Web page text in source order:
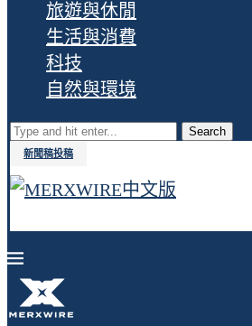
旅遊與休閒
生活與消費
科技
自然與環境
Search
新聞稿投稿